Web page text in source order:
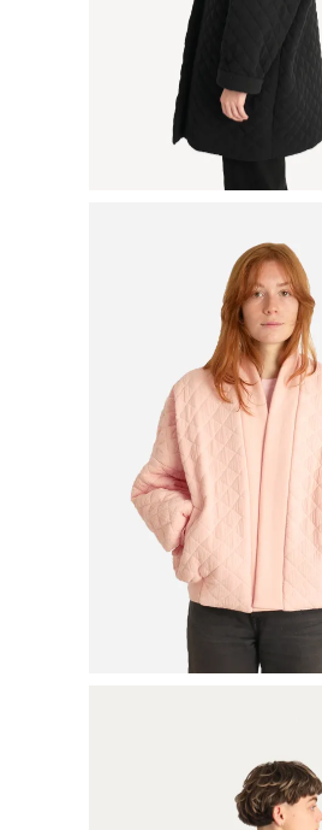
BOMBER
€
120,00
Ajouter au panier